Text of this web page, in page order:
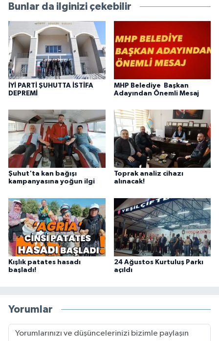
Bunlar da ilginizi çekebilir
İYİ PARTİ ŞUHUTTA İSTİFA
DEPREMİ
MHP Belediye Başkan
Adayından Önemli Mesaj
Şuhut'ta kan bağışı
kampanyasına yoğun ilgi
Toprak analiz cihazı
alınacak!
Kışlık patates hasadı
başladı!
24 Ağustos Kurtuluş Parkı
açıldı
Yorumlar